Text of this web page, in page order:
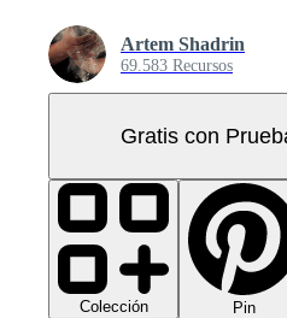
Artem Shadrin
69.583 Recursos
Gratis con
Colección Pin